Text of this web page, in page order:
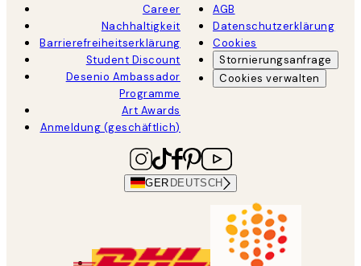
Career
Nachhaltigkeit
Barrierefreiheitserklärung
Student Discount
Desenio Ambassador
Programme
Art Awards
Anmeldung (geschäftlich)
AGB
Datenschutzerklärung
Cookies
Stornierungsanfrage
Cookies verwalten
GER DEUTSCH